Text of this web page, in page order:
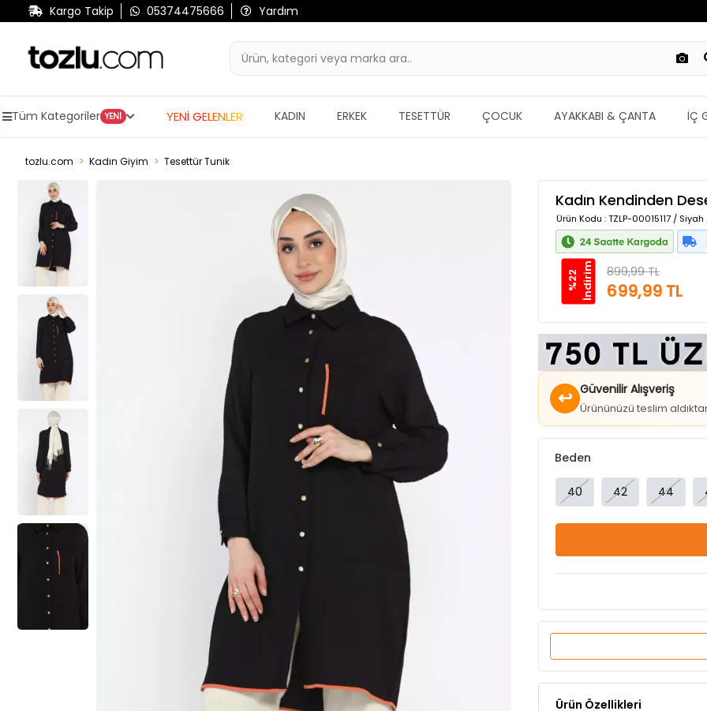
Kargo Takip 05374475666 Yardım
Tüm Kategoriler YENİ YENİ GELENLER KADIN ERKEK TESETTÜR ÇOCUK AYAKKABI & ÇANTA İÇ
tozlu.com Kadın Giyim Tesettür Tunik
Kadın Kendinden
Ürün Kodu : TZLP-00015117 /
%
2
2
İ
n
d
i
r
i m 899,99 TL
699,99 TL
↩ Güvenilir Alışveriş
Ürününüzü teslim
40
Ürün Özellikleri